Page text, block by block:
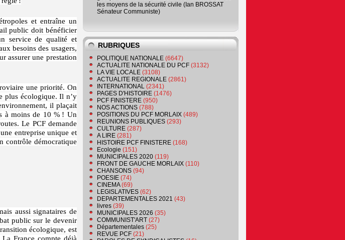
et entraîne un
public doit bénéficier
service de qualité et
besoins des usagers,
assurer une prestation
une priorité. On
plus écologique. Il n’y
il plaçait
à moins de 10 % ! Un
Le PCF demande
entreprise unique et
contrôle démocratique
aussi signataires de
public sur le devenir
écologique, est
France compte déjà
les moyens de la sécurité civile (Ian BROSSAT
Sénateur Communiste)
RUBRIQUES
POLITIQUE NATIONALE (6647)
ACTUALITE NATIONALE DU PCF (3132)
LA VIE LOCALE (3108)
ACTUALITE REGIONALE (2861)
INTERNATIONAL (2341)
PAGES D'HISTOIRE (1476)
PCF FINISTERE (950)
NOS ACTIONS (788)
POSITIONS DU PCF MORLAIX (489)
REUNIONS PUBLIQUES (293)
CULTURE (287)
A LIRE (281)
HISTOIRE PCF FINISTERE (168)
Ecologie (151)
MUNICIPALES 2020 (119)
FRONT DE GAUCHE MORLAIX (110)
CHANSONS (94)
POESIE (74)
CINEMA(69)
LEGISLATIVES (62)
DEPARTEMENTALES 2021 (43)
livres (39)
MUNICIPALES 2026 (35)
COMMUNIST'ART (27)
Départementales (25)
REVUE PCF (21)